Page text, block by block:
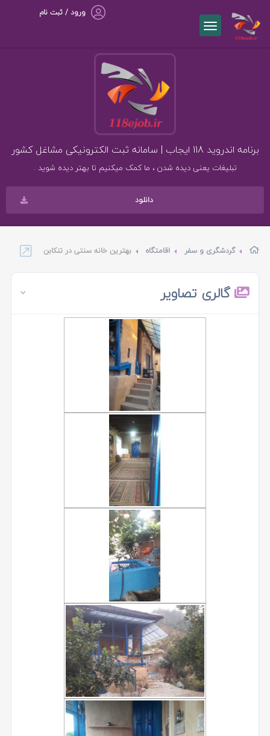
ورود / ثبت نام
برنامه اندروید 118 ایجاب | سامانه ثبت الکترونیکی مشاغل کشور
تبلیغات یعنی دیده شدن ، ما کمک میکنیم تا بهتر دیده شوید .
دانلود
گردشگری و سفر اقامتگاه بهترین خانه سنتی در تنکابن
گالری تصاویر